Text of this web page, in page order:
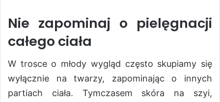
Nie zapominaj o pielęgnacji
całego ciała
W trosce o młody wygląd często skupiamy się
wyłącznie na twarzy, zapominając o innych
partiach ciała. Tymczasem skóra na szyi,